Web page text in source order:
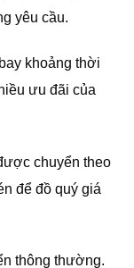
yêu cầu.
khoảng thời
ưu đãi của
chuyển theo
để đồ quý giá
thông thường.